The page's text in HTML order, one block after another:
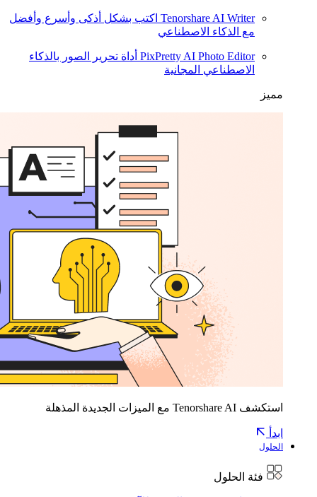
Tenorshare AI Writer اكتب بشكل أذكى وأسرع وأفضل
مع الذكاء الاصطناعي
PixPretty AI Photo Editor أداة تحرير الصور بالذكاء
الاصطناعي المجانية
مميز
استكشف Tenorshare AI مع الميزات الجديدة المذهلة
ابدأ
الحلول
فئة الحلول